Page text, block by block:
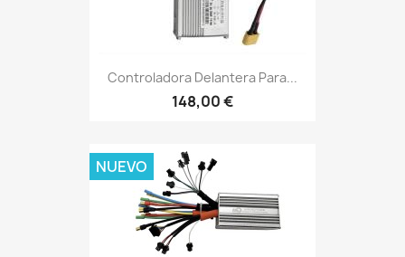
Controladora Delantera Para...
148,00 €
NUEVO